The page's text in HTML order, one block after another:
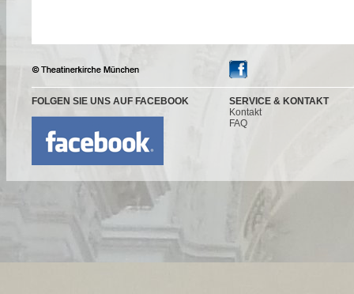
FOLGEN SIE UNS AUF FACEBOOK
SERVICE & KONTAKT
Kontakt
FAQ